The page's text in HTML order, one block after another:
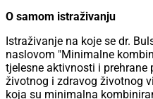
O samom istraživanju
Istraživanje na koje se dr.
naslovom "Minimalne
tjelesne aktivnosti i
životnog i zdravog životnog
koja su minimalna